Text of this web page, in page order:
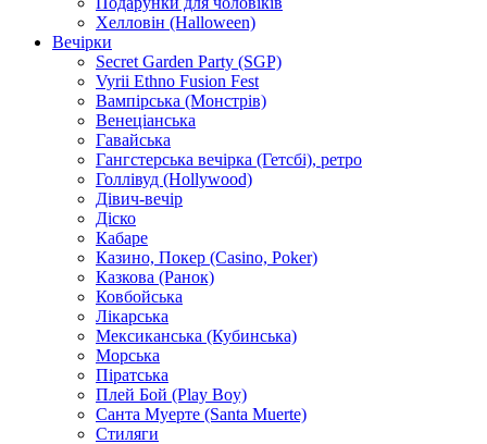
Хелловін (Halloween)
Вечірки
Secret Garden Party (SGP)
Vyrii Ethno Fusion Fest
Вампірська (Монстрів)
Венеціанська
Гавайська
Гангстерська вечірка (Гетсбі), ретро
Голлівуд (Hollywood)
Дівич-вечір
Діско
Кабаре
Казино, Покер (Casino, Poker)
Казкова (Ранок)
Ковбойська
Лікарська
Мексиканська (Кубинська)
Морська
Піратська
Плей Бой (Play Boy)
Санта Муерте (Santa Muerte)
Стиляги